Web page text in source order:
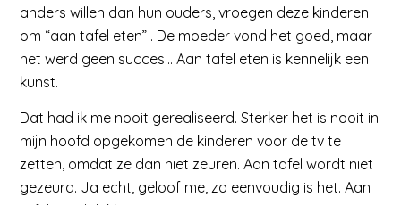
anders willen dan hun ouders, vroegen deze kinderen
om “aan tafel eten” . De moeder vond het goed, maar
het werd geen succes… Aan tafel eten is kennelijk een
kunst.
Dat had ik me nooit gerealiseerd. Sterker het is nooit in
mijn hoofd opgekomen de kinderen voor de tv te
zetten, omdat ze dan niet zeuren. Aan tafel wordt niet
gezeurd. Ja echt, geloof me, zo eenvoudig is het. Aan